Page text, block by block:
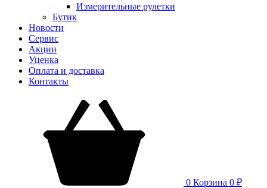
Измерительные рулетки
Бутик
Новости
Сервис
Акции
Уценка
Оплата и доставка
Контакты
0 Корзина 0 ₽